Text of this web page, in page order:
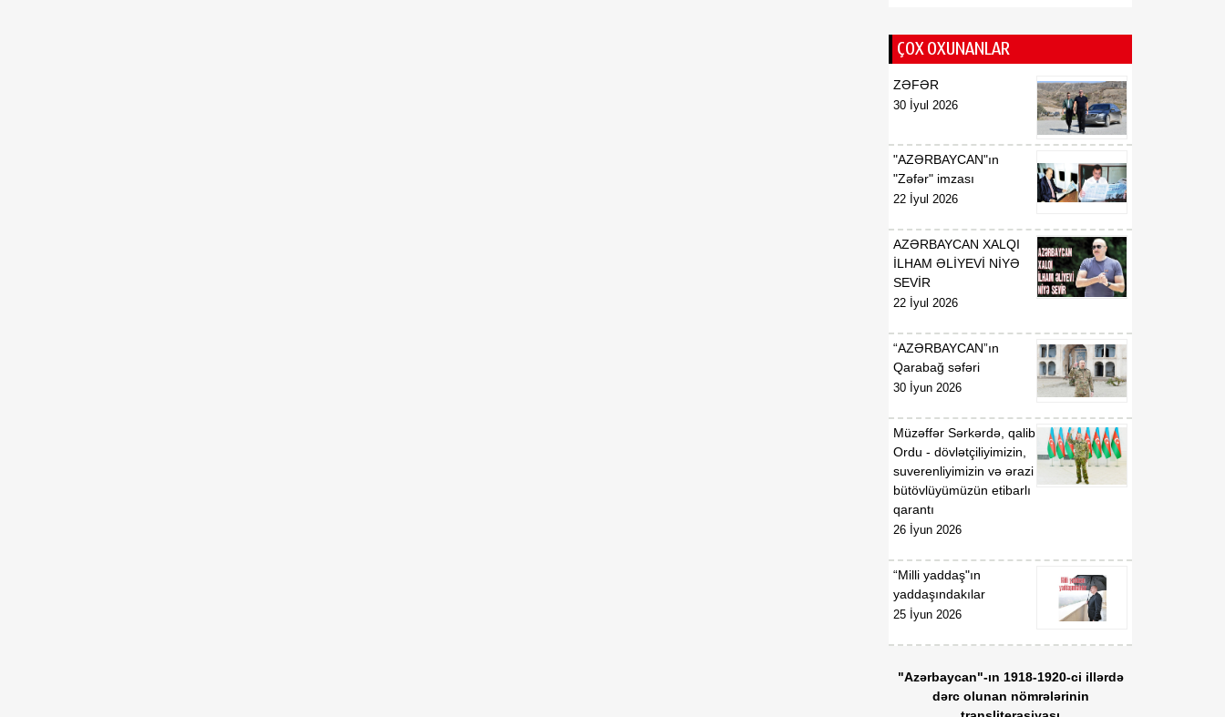
Sabah havanın
temperaturu 40
dərəcəyədək yüksələcək
08 Avqust
ÇOX OXUNANLAR
ZƏFƏR
30 İyul 2026
"AZƏRBAYCAN"ın
"Zəfər" imzası
22 İyul 2026
AZƏRBAYCAN XALQI
İLHAM ƏLİYEVİ NİYƏ
SEVİR
22 İyul 2026
“AZƏRBAYCAN”ın
Qarabağ səfəri
30 İyun 2026
Müzəffər Sərkərdə, qalib
Ordu - dövlətçiliyimizin,
suverenliyimizin və ərazi
bütövlüyümüzün etibarlı
qarantı
26 İyun 2026
“Milli yaddaş"ın
yaddaşındakılar
25 İyun 2026
"Azərbaycan"-ın 1918-1920-ci illərdə
dərc olunan nömrələrinin